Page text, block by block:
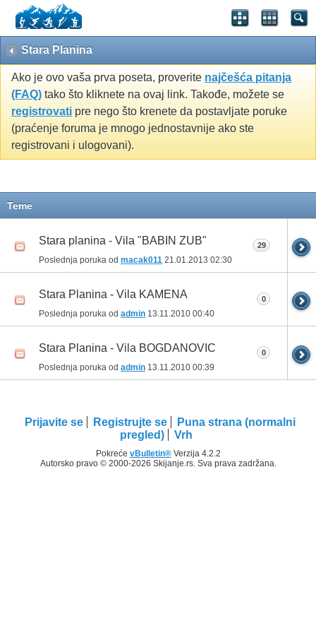
Stara Planina
Ako je ovo vaša prva poseta, proverite najčešća pitanja
(FAQ) tako što kliknete na ovaj link. Takođe, možete se
registrovati pre nego što krenete da postavljate poruke
(praćenje foruma je mnogo jednostavnije ako ste
registrovani i ulogovani).
Teme
Stara planina - Vila "BABIN ZUB"
Poslednja poruka od macak011 21.01.2013 02:30
29
Stara Planina - Vila KAMENA
Poslednja poruka od admin 13.11.2010 00:40
0
Stara Planina - Vila BOGDANOVIC
Poslednja poruka od admin 13.11.2010 00:39
0
Prijavite se Registrujte se
Puna strana (normalni
pregled)
Vrh
Pokreće vBulletin®Verzija 4.2.2
Autorsko pravo © 2000-2026 Skijanje.rs. Sva prava zadržana.